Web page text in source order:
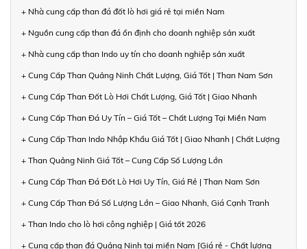
+ Nhà cung cấp than đá đốt lò hơi giá rẻ tại miền Nam
+ Nguồn cung cấp than đá ổn định cho doanh nghiệp sản xuất
+ Nhà cung cấp than Indo uy tín cho doanh nghiệp sản xuất
+ Cung Cấp Than Quảng Ninh Chất Lượng, Giá Tốt | Than Nam Sơn
+ Cung Cấp Than Đốt Lò Hơi Chất Lượng, Giá Tốt | Giao Nhanh
+ Cung Cấp Than Đá Uy Tín – Giá Tốt – Chất Lượng Tại Miền Nam
+ Cung Cấp Than Indo Nhập Khẩu Giá Tốt | Giao Nhanh | Chất Lượng
+ Than Quảng Ninh Giá Tốt – Cung Cấp Số Lượng Lớn
+ Cung Cấp Than Đá Đốt Lò Hơi Uy Tín, Giá Rẻ | Than Nam Sơn
+ Cung Cấp Than Đá Số Lượng Lớn – Giao Nhanh, Giá Cạnh Tranh
+ Than Indo cho lò hơi công nghiệp | Giá tốt 2026
+ Cung cấp than đá Quảng Ninh tại miền Nam [Giá rẻ - Chất lượng